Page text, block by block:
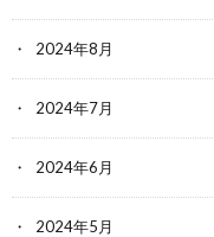
2024年8月
2024年7月
2024年6月
2024年5月